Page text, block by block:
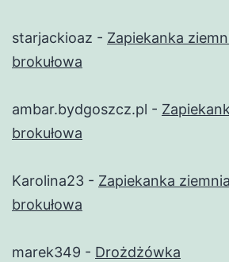
starjackioaz - Zapiekanka
brokułowa
ambar.bydgoszcz.pl -
brokułowa
Karolina23 - Zapiekanka
brokułowa
marek349 - Drożdżówka